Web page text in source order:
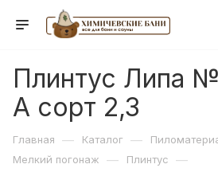
Плинтус Липа
А сорт 2,3
Главная — Каталог —
Мелкий погонаж — Плинтус —